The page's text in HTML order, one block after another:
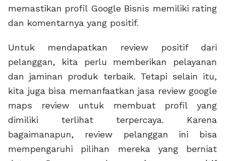
memastikan profil Google Bisnis memiliki rating
dan komentarnya yang positif.
Untuk mendapatkan review positif dari
pelanggan, kita perlu memberikan pelayanan
dan jaminan produk terbaik. Tetapi selain itu,
kita juga bisa memanfaatkan jasa review google
maps review untuk membuat profil yang
dimiliki terlihat terpercaya. Karena
bagaimanapun, review pelanggan ini bisa
mempengaruhi pilihan mereka yang berniat